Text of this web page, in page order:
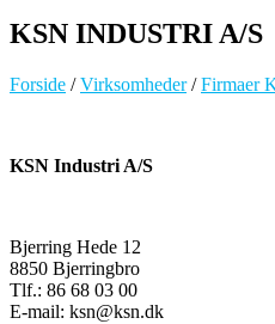
KSN INDUSTRI A/S
Forside /Virksomheder/Firmaer
KSN Industri A/S
Bjerring Hede 12
8850 Bjerringbro
Tlf.: 86 68 03 00
E-mail: ksn@ksn.dk